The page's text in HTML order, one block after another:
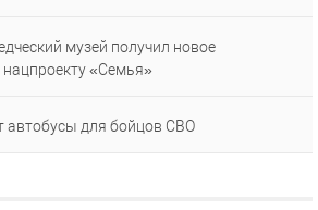
музей получил новое
«Семья»
автобусы для бойцов СВО